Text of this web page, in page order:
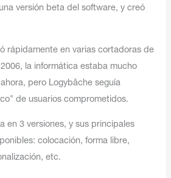
versión beta del software, y creó
rápidamente en varias cortadoras de
la informática estaba mucho
pero Logybâche seguía
de usuarios comprometidos.
en 3 versiones, y sus principales
colocación, forma libre,
etc.